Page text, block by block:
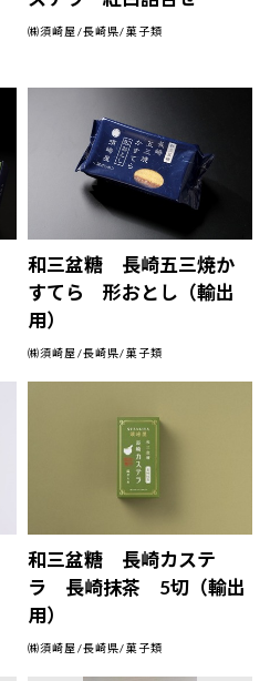
㈱須崎屋/長崎県/菓子類
和三盆糖 長崎五三焼か
すてら 形おとし（輸出
用）
㈱須崎屋/長崎県/菓子類
和三盆糖 長崎カステ
ラ 長崎抹茶 5切（輸出
用）
㈱須崎屋/長崎県/菓子類